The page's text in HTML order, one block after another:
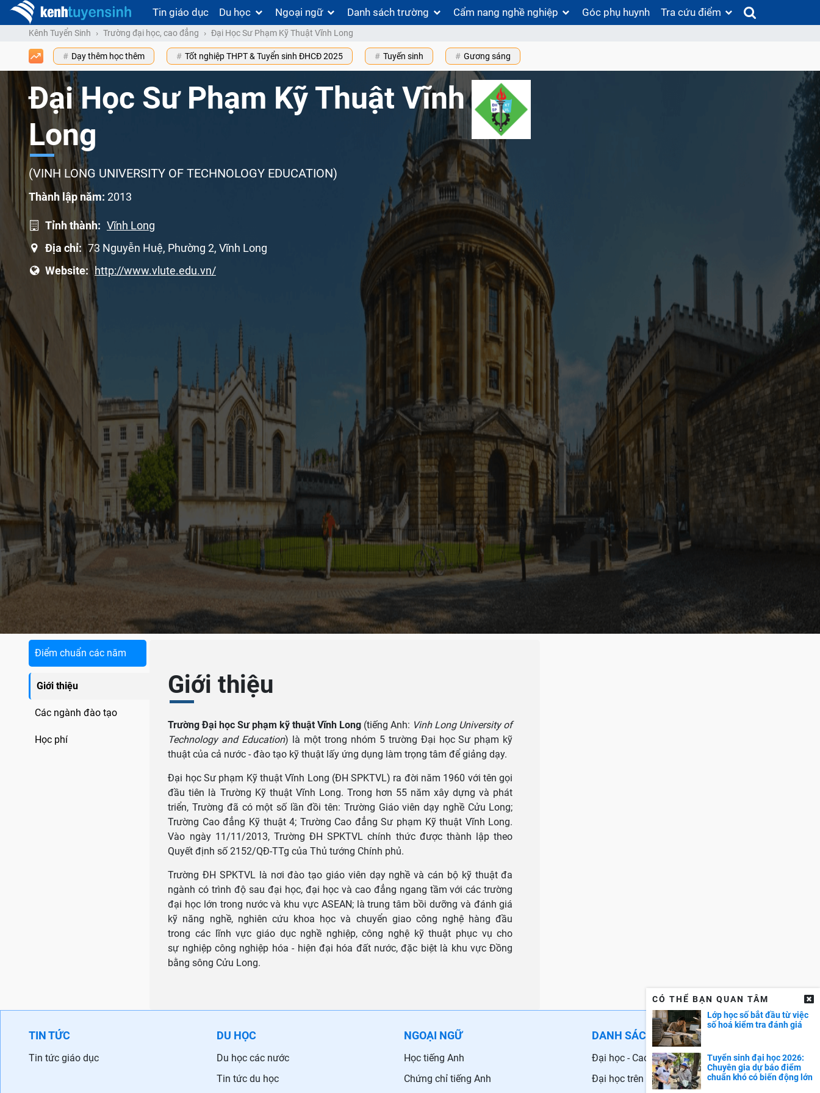
Tin giáo dục Du học Ngoại ngữ Danh sách trường Cẩm nang nghề nghiệp Góc phụ huynh Tra cứu điểm
Kênh Tuyển Sinh Trường đại học, cao đẳng Đại Học Sư Phạm Kỹ Thuật Vĩnh Long
Dạy thêm học thêm Tốt nghiệp THPT & Tuyển sinh ĐHCĐ 2025 Tuyến sinh Gương sáng
Đại Học Sư Phạm Kỹ Thuật Vĩnh
Long
(VINH LONG UNIVERSITY OF TECHNOLOGY EDUCATION)
Thành lập năm: 2013
Tỉnh thành: Vĩnh Long
Địa chỉ: 73 Nguyễn Huệ, Phường 2, Vĩnh Long
Website:
http://www.vlute.edu.vn/
Điểm chuẩn các năm
Giới thiệu
Các ngành đào tạo
Học phí
Giới thiệu
Trường Đại học Sư phạm kỹ thuật Vĩnh Long (tiếng Anh: Vinh Long University of
Technology and Education) là một trong nhóm 5 trường Đại học Sư phạm kỹ
thuật của cả nước - đào tạo kỹ thuật lấy ứng dụng làm trọng tâm để giảng dạy.
Đại học Sư phạm Kỹ thuật Vĩnh Long (ĐH SPKTVL) ra đời năm 1960 với tên gọi
đầu tiên là Trường Kỹ thuật Vĩnh Long. Trong hơn 55 năm xây dựng và phát
triển, Trường đã có một số lần đồi tên: Trường Giáo viên dạy nghề Cửu Long;
Trường Cao đẳng Kỹ thuật 4; Trường Cao đẳng Sư phạm Kỹ thuật Vĩnh Long.
Vào ngày 11/11/2013, Trường ĐH SPKTVL chính thức được thành lập theo
Quyết định số 2152/QĐ-TTg của Thủ tướng Chính phủ.
Trường ĐH SPKTVL là nơi đào tạo giáo viên dạy nghề và cán bộ kỹ thuật đa
ngành có trình độ sau đại học, đại học và cao đẳng ngang tầm với các trường
đại học lớn trong nước và khu vực ASEAN; là trung tâm bồi dưỡng và đánh giá
kỹ năng nghề, nghiên cứu khoa học và chuyển giao công nghệ hàng đầu
trong các lĩnh vực giáo dục nghề nghiệp, công nghệ kỹ thuật phục vụ cho
sự nghiệp công nghiệp hóa - hiện đại hóa đất nước, đặc biệt là khu vực Đồng
bằng sông Cửu Long.
TIN TỨC
Tin tức giáo dục
DU HỌC
Du học các nước
Tin tức du học
NGOẠI NGỮ
Học tiếng Anh
Chứng chỉ tiếng Anh
DANH SÁCH TRƯỜNG
Đại học - Cao đẳng
Đại học trên Thế giới
CÓ THỂ BẠN QUAN TÂM
Lớp học số bắt đầu từ việc
số hoá kiểm tra đánh giá
Tuyển sinh đại học 2026:
Chuyên gia dự báo điểm
chuẩn khó có biến động lớn